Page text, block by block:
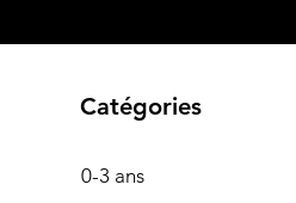
Catégories
0-3 ans